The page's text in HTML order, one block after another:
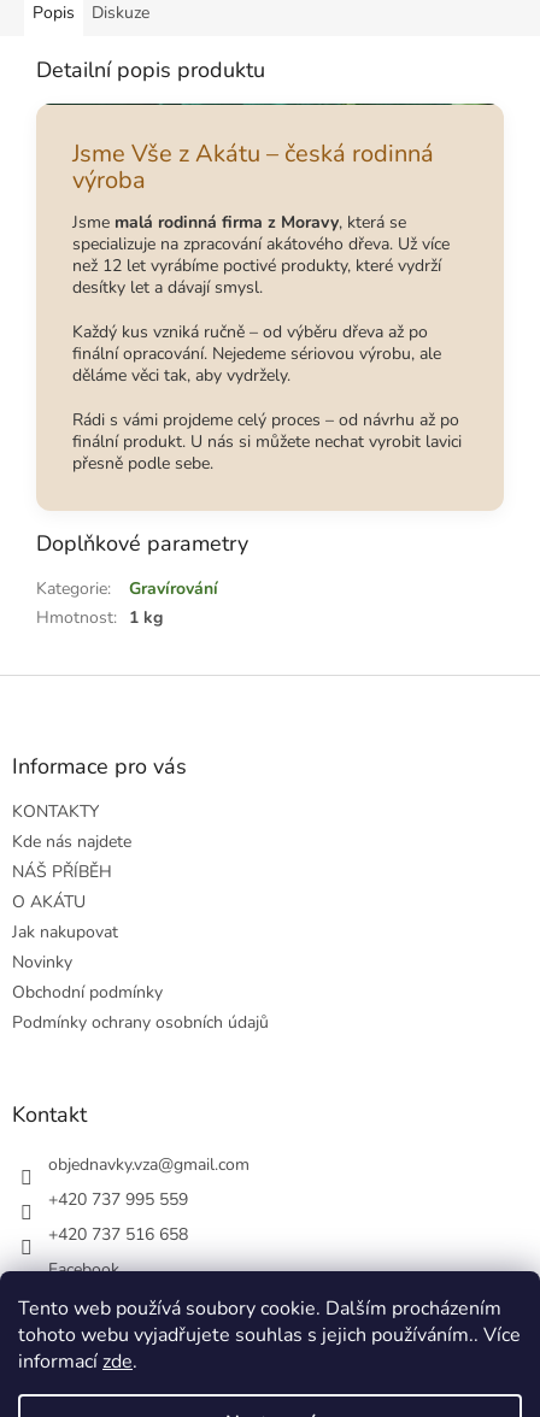
Tento web používá soubory cookie. Dalším procházením
tohoto webu vyjadřujete souhlas s jejich používáním.. Více
informacízde.
Popis Diskuze
Detailní popis produktu
Jsme Vše z Akátu – česká rodinná
výroba
Jsme malá rodinná firma z Moravy, která se
specializuje na zpracování akátového dřeva. Už více
než 12 let vyrábíme poctivé produkty, které vydrží
desítky let a dávají smysl.
Každý kus vzniká ručně – od výběru dřeva až po
finální opracování. Nejedeme sériovou výrobu, ale
děláme věci tak, aby vydržely.
Rádi s vámi projdeme celý proces – od návrhu až po
finální produkt. U nás si můžete nechat vyrobit lavici
přesně podle sebe.
Doplňkové parametry
Kategorie:
Gravírování
Hmotnost: 1 kg
Z
Informace pro vás
KONTAKTY
Kde nás najdete
NÁŠ PŘÍBĚH
O AKÁTU
Jak nakupovat
Novinky
Obchodní podmínky
Podmínky ochrany osobních údajů
Kontakt
objednavky.vza@gmail.com
+420 737 995 559
+420 737 516 658
Facebook
vsezakatu/
+420 737 516 658